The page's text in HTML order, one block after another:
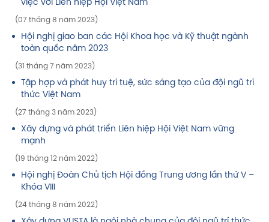
việc với Liên hiệp Hội Việt Nam
(07 tháng 8 năm 2023)
Hội nghị giao ban các Hội Khoa học và Kỹ thuật ngành
toàn quốc năm 2023
(31 tháng 7 năm 2023)
Tập hợp và phát huy trí tuệ, sức sáng tạo của đội ngũ trí
thức Việt Nam
(27 tháng 3 năm 2023)
Xây dựng và phát triển Liên hiệp Hội Việt Nam vững
mạnh
(19 tháng 12 năm 2022)
Hội nghị Đoàn Chủ tịch Hội đồng Trung ương lần thứ V –
Khóa VIII
(24 tháng 8 năm 2022)